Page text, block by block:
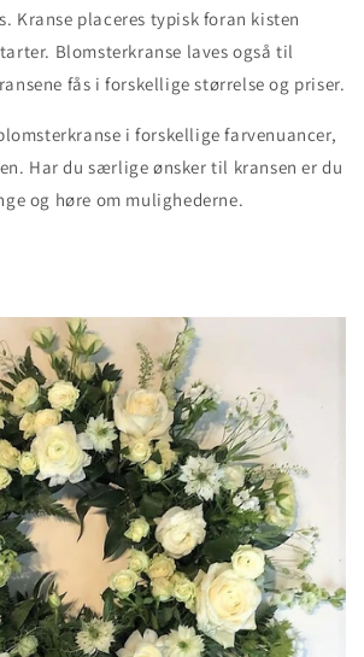
Kranse placeres typisk foran kisten
Blomsterkranse laves også til
fås i forskellige størrelse og priser.
i forskellige farvenuancer,
Har du særlige ønsker til kransen er du
og høre om mulighederne.